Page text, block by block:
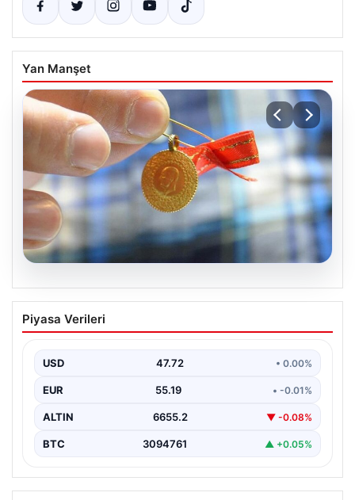
Yan Manşet
08.08.2026
8 Nisan 2026 Güncel Altın Fiyatları ve
Ekonomik Gelişmeler
jeopolitik gelişmelerle birlikte ekonomik verilerin de
etkisiyle hareketlilik…
Piyasa Verileri
USD 47.72 • 0.00%
EUR 55.19 • -0.01%
ALTIN 6655.2 ▼ -0.08%
BTC 3094761 ▲ +0.05%